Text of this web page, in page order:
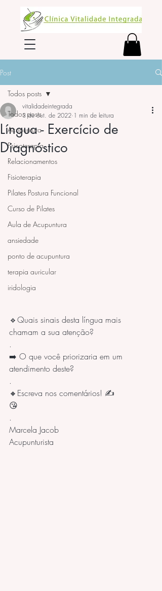
Post
Todos posts
Acupuntura
Psicoterapia
Relacionamentos
Fisioterapia
Pilates Postura Funcional
Curso de Pilates
Aula de Acupuntura
ansiedade
ponto de acupuntura
terapia auricular
iridologia
Todos posts
Língua - Exercício de
Diagnóstico
vitalidadeintegrada
3 de out. de 2022 1 min de leitura
🔹Quais sinais desta língua mais
chamam a sua atenção?
.
➡️ O que você priorizaria em um
atendimento deste?
.
🔸Escreva nos comentários! ✍️
😘
.
Marcela Jacob
Acupunturista